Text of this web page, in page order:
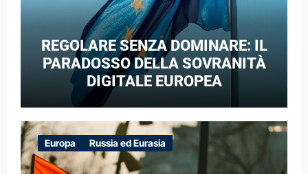
REGOLARE SENZA DOMINARE: IL
PARADOSSO DELLA SOVRANITÀ
DIGITALE EUROPEA
Europa Russia ed Eurasia